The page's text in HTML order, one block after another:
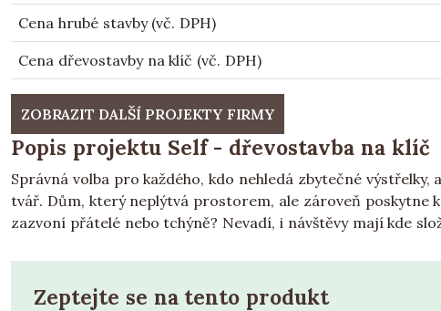
Cena hrubé stavby (vč. DPH)
Cena dřevostavby na klíč (vč. DPH)
ZOBRAZIT DALŠÍ PROJEKTY FIRMY
Popis projektu Self - dřevostavba na klíč
Správná volba pro každého, kdo nehledá zbytečné
tvář. Dům, který neplýtvá prostorem, ale zároveň poskytne
zazvoní přátelé nebo tchýně? Nevadí, i návštěvy mají kde
Zeptejte se na tento produkt